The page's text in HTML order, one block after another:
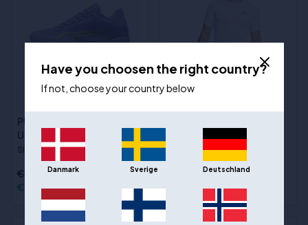
PUMA Stewie 3 "Lace Em
Up" - Basketbalschoenen
Sizes :42
€129,63
€119,00
Compressie T-shirt met
korte mouwen - Wit
Have you choosen the right country?
If not, choose your country below
Danmark Sverige Deutschland